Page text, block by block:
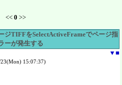
<< 0 >>
ジTIFFをSelectActiveFrameでページ指
ーが発生する
▼ ■
15:07:37)